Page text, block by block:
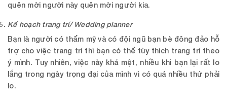
quên mời người này quên mời người kia.
Kế hoạch trang trí/ Wedding planner
Bạn là người có thẩm mỹ và có đội ngũ bạn bè đông đảo hỗ
trợ cho việc trang trí thì bạn có thể tùy thích trang trí theo
ý mình. Tuy nhiên, việc này khá mệt, nhiều khi bạn lại rất lo
lắng trong ngày trọng đại của mình vì có quá nhiều thứ phải
lo.